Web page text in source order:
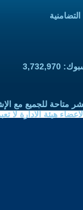
متاحة للجميع مع
هيئة الادارة لا